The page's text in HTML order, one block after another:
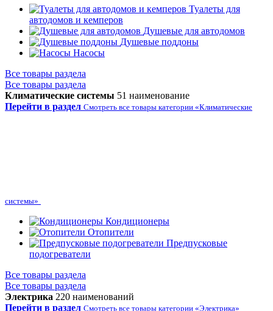
Туалеты для
автодомов и кемперов
Душевые для автодомов
Душевые поддоны
Насосы
Все товары раздела
Все товары раздела
Климатические системы 51 наименование
Перейти в раздел Смотреть все товары категории «Климатические
системы»
Кондиционеры
Отопители
Предпусковые
подогреватели
Все товары раздела
Все товары раздела
Электрика 220 наименований
Перейти в раздел Смотреть все товары категории «Электрика»